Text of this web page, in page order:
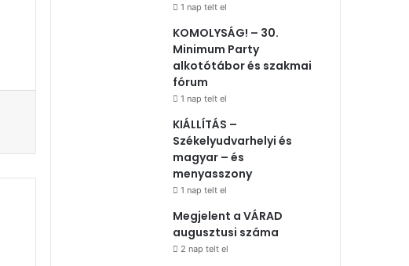
1 nap telt el
KOMOLYSÁG! – 30.
Minimum Party
alkotótábor és szakmai
fórum
1 nap telt el
KIÁLLÍTÁS –
Székelyudvarhelyi és
magyar – és
menyasszony
1 nap telt el
Megjelent a VÁRAD
augusztusi száma
2 nap telt el